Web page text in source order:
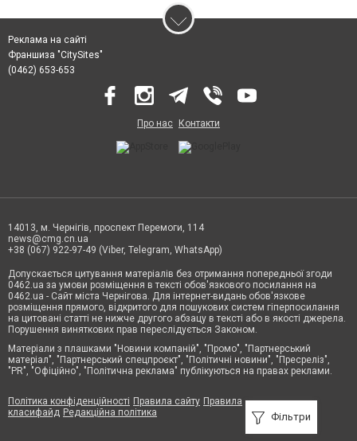
Фільтри
Реклама на сайті
Франшиза "CitySites"
(0462) 653-653
Про нас Контакти
14013, м. Чернігів, проспект Перемоги, 114
news@cmg.cn.ua
+38 (067) 922-97-49 (Viber, Telegram, WhatsApp)
Допускається цитування матеріалів без отримання попередньої згоди
0462.ua за умови розміщення в тексті обов'язкового посилання на
0462.ua - Сайт міста Чернігова. Для інтернет-видань обов'язкове
розміщення прямого, відкритого для пошукових систем гіперпосилання
на цитовані статті не нижче другого абзацу в тексті або в якості джерела.
Порушення виняткових прав переслідується Законом.
Матеріали з плашками "Новини компаній", "Промо", "Партнерський
матеріал", "Партнерський спецпроєкт", "Політичні новини", "Пресреліз",
"PR", "Офіційно", "Політична реклама" публікуються на правах реклами.
Політика конфіденційності Правила сайту Правила
класифайд Редакційна політика